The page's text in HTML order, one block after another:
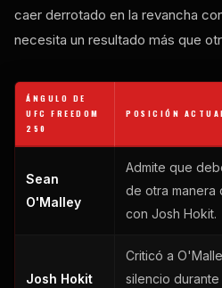
caer derrotado en la revancha
necesita un resultado más que
ÁNGULO DE
UFC FREEDOM
250
POSICIÓN
Sean
O'Malley
Admite que
de otra manera
con Josh Hokit.
Josh Hokit
Criticó a
silencio